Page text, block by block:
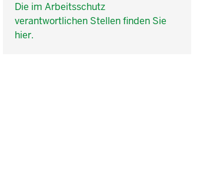
Die im Arbeitsschutz
verantwortlichen Stellen finden Sie
hier.